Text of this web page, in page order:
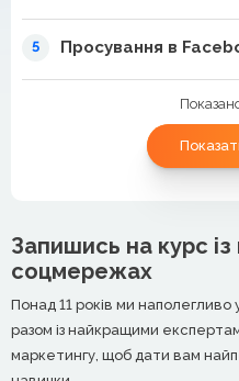
5 Просування в
Запишись на курс
соцмережах
Понад 11 років ми
разом із найкращими
маркетингу, щоб дати вам